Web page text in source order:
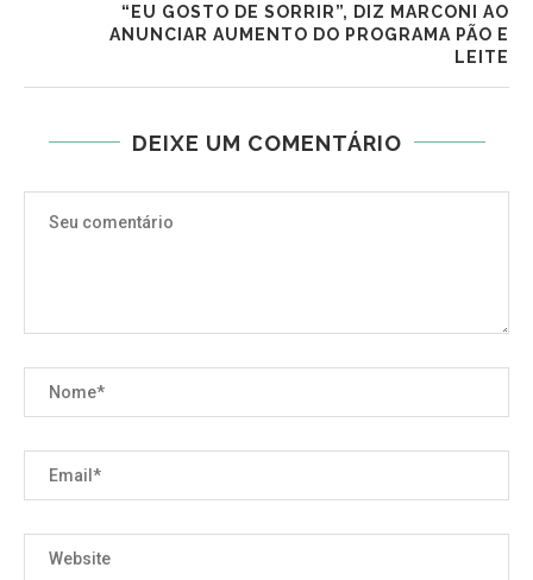
“EU GOSTO DE SORRIR”, DIZ MARCONI AO
ANUNCIAR AUMENTO DO PROGRAMA PÃO E
LEITE
DEIXE UM COMENTÁRIO